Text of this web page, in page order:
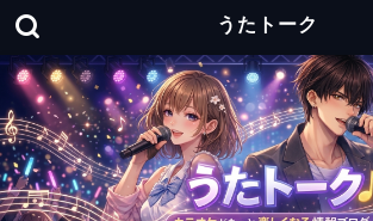
うたトーク